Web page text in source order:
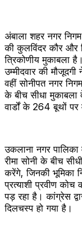
अंबाला शहर नगर
की कुलविंदर कौर और
त्रिकोणीय मुकाबला
उम्मीदवार की
वहीं सोनीपत नगर
के बीच सीधा
वार्डों के 264 बूथों
उकलाना नगर पालिका
रीमा सोनी के बीच
करेंगे, जिनकी भूमिका
प्रत्याशी प्रवीण कोच
पड़ रहा है। कांग्रेस
दिलचस्प हो गया है।